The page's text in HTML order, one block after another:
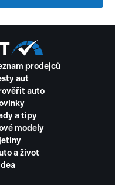
prodejců
aut
auto
a tipy
modely
a život